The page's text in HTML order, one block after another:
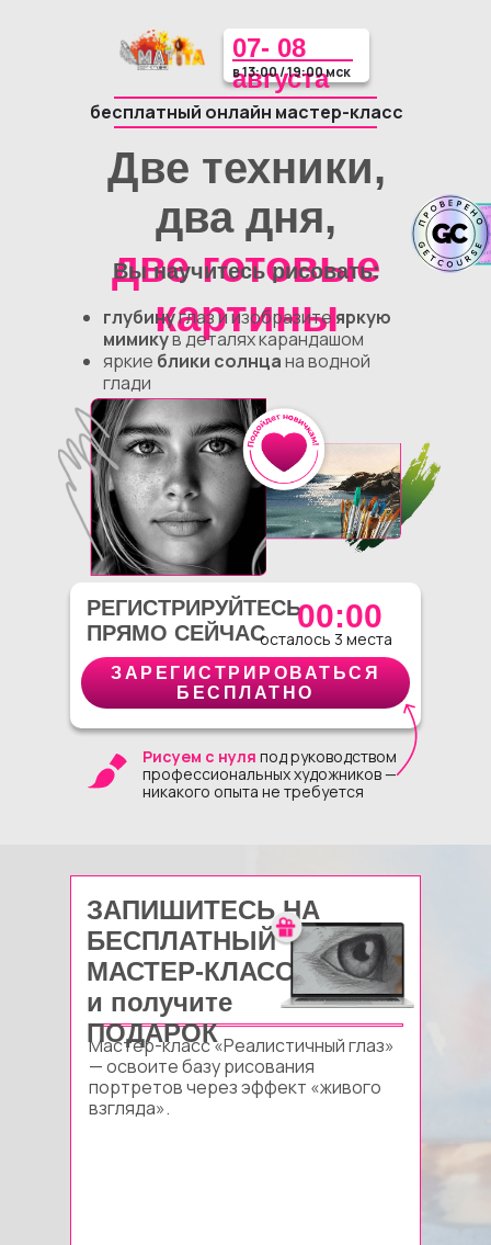
Две техники,
два дня,
две готовые
картины
РЕГИСТРИРУЙТЕСЬ
ПРЯМО СЕЙЧАС
07- 08
августа
00:00
бесплатный онлайн мастер-класс
Вы научитесь рисовать:
осталось 3 места
Рисуем с нуля под руководством
профессиональных художников —
никакого опыта не требуется
в 13:00 / 19:00 мск
ЗАРЕГИСТРИРОВАТЬСЯ
БЕСПЛАТНО
глубинуглаз и изобразите яркую
мимикув деталях карандашом
яркие блики солнцана водной
глади
Мастер-класс «Реалистичный глаз»
— освоите базу рисования
портретов через эффект «живого
взгляда».
ЗАПИШИТЕСЬ НА
БЕСПЛАТНЫЙ
МАСТЕР-КЛАСС
и получите
ПОДАРОК